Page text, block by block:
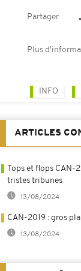
Partager
Plus
INFO
ARTICLES
Tops et flops CAN-
tristes tribunes
13/08/2024
CAN-2019 : gros
13/08/2024